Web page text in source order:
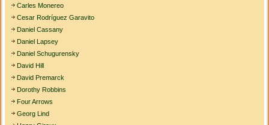
Carles Monereo
Cesar Rodríguez Garavito
Daniel Cassany
Daniel Lapsey
Daniel Schugurensky
David Hill
David Premarck
Dorothy Robbins
Four Arrows
Georg Lind